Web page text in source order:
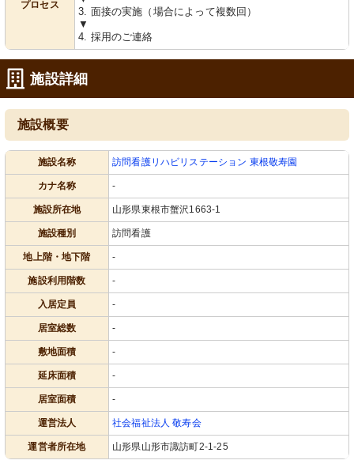
プロセス
3. 面接の実施（場合によって複数回）
▼
4. 採用のご連絡
施設詳細
施設概要
施設名称 訪問看護リハビリステーション 東根敬寿園
カナ名称 -
施設所在地 山形県東根市蟹沢1663-1
施設種別 訪問看護
地上階・地下階 -
施設利用階数 -
入居定員 -
居室総数 -
敷地面積 -
延床面積 -
居室面積 -
運営法人 社会福祉法人 敬寿会
運営者所在地 山形県山形市諏訪町2-1-25